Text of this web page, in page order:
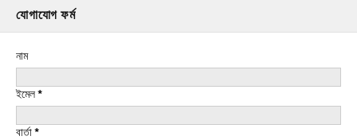
যোগাযোগ ফর্ম
নাম
ইমেল*
বার্তা*